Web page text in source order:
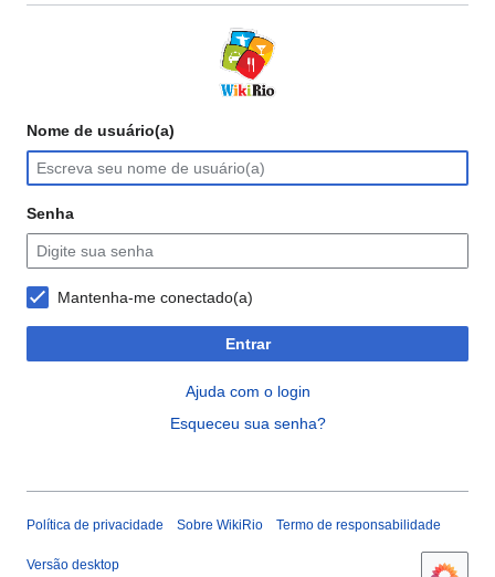
Nome de usuário(a)
Senha
Mantenha-me conectado(a)
Entrar
Ajuda com o login
Esqueceu sua senha?
Política de privacidade Sobre WikiRio Termo de responsabilidade
Versão desktop